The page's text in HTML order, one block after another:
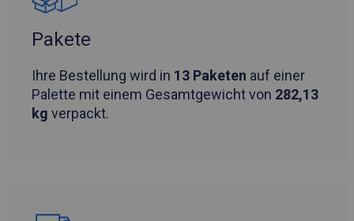
Pakete
Ihre Bestellung wird in 13 Paketen auf einer
Palette mit einem Gesamtgewicht von 282,13
kg verpackt.